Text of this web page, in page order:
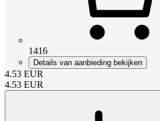
1416
Details van aanbieding bekijken
4.53 EUR
4.53 EUR